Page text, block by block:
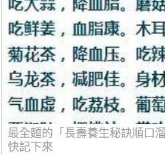
最全麵的「長壽養生秘訣順口
快記下來